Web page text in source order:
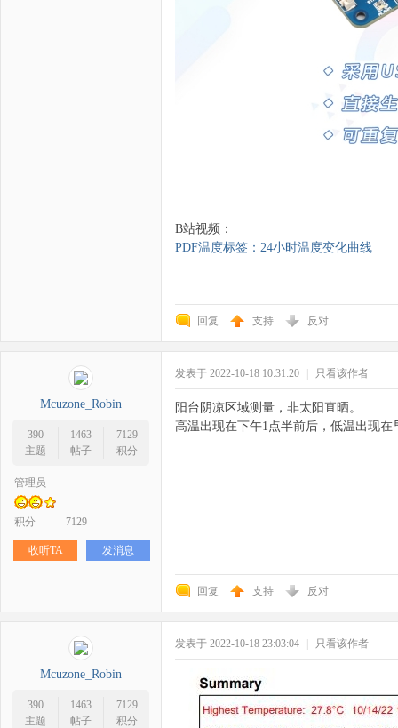
B站视频：
PDF温度标签：24小时温度变化曲线
回复 支持 反对
Mcuzone_Robin
390
主题
1463
帖子
7129
积分
管理员
积分 7129
收听TA 发消息
发表于 2022-10-18 10:31:20 只看该作者
阳台阴凉区域测量，非太阳直晒。
高温出现在下午1点半前后，低温出现在
回复 支持 反对
Mcuzone_Robin
390
主题
1463
帖子
7129
积分
发表于 2022-10-18 23:03:04 只看该作者